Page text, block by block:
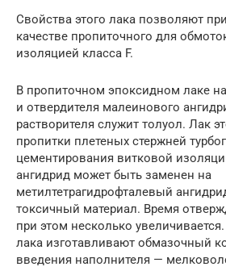
Свойства этого лака позволяют
качестве пропиточного для
изоляцией класса F.
В пропиточном эпоксидном лаке
и отвердителя малеинового
растворителя служит толуол. Лак
пропитки плетеных стержней
цементирования витковой
ангидрид может быть заменен на
метилтетрагидрофталевый
токсичный материал. Время
при этом несколько
лака изготавливают обмазочный
введения наполнителя —